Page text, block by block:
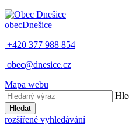
obecDnešice
+420 377 988 854
obec@dnesice.cz
Mapa webu
Hledat
rozšířené vyhledávání